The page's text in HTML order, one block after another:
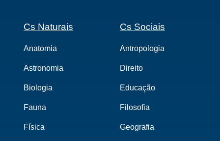
Cs Naturais
Anatomia
Astronomia
Biologia
Fauna
Física
Cs Sociais
Antropologia
Direito
Educação
Filosofia
Geografia